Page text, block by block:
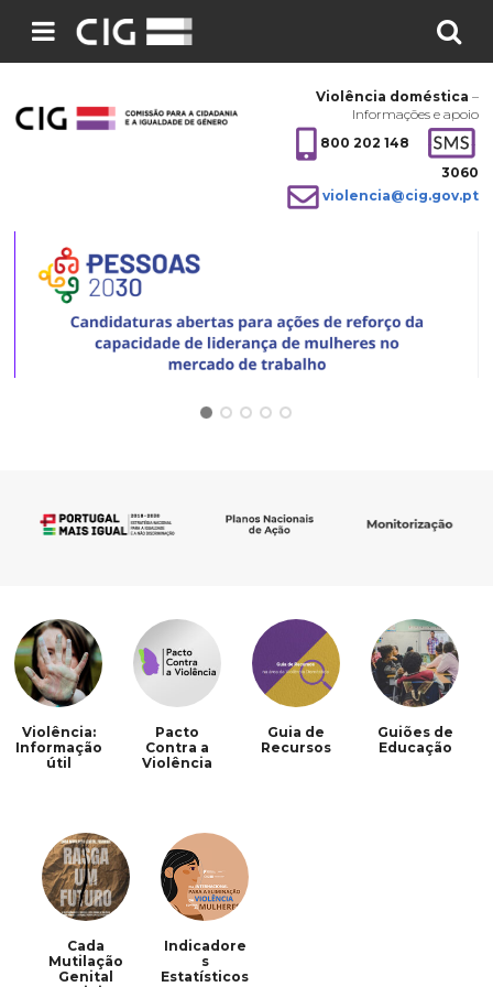
Violência doméstica –
Informações e apoio
800 202 148
3060
violencia@cig.gov.pt
Violência:
Informação
útil
Pacto
Contra a
Violência
Guia de
Recursos
Guiões de
Educação
Cada
Mutilação
Genital
Indicadore
s
Estatísticos
Pesquisar